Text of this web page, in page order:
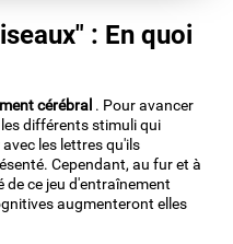
: En quoi
cérébral . Pour avancer
différents stimuli qui
les lettres qu'ils
Cependant, au fur et à
de ce jeu d'entraînement
augmenteront elles